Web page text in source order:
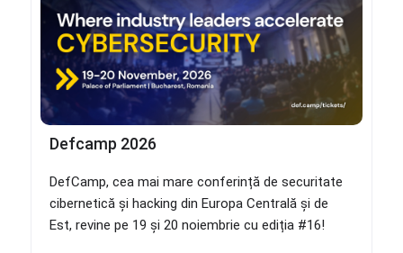
Defcamp 2026
DefCamp, cea mai mare conferință de securitate
cibernetică și hacking din Europa Centrală și de
Est, revine pe 19 și 20 noiembrie cu ediția #16!